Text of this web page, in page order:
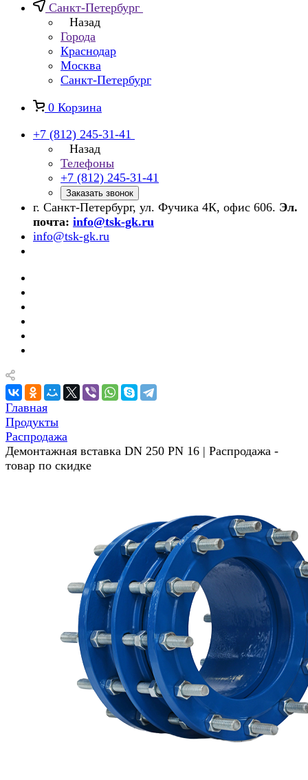
Санкт-Петербург
Назад
Города
Краснодар
Москва
Санкт-Петербург
0 Корзина
+7 (812) 245-31-41
Назад
Телефоны
+7 (812) 245-31-41
Заказать звонок
г. Санкт-Петербург, ул. Фучика 4К, офис 606. Эл.
почта: info@tsk-gk.ru
info@tsk-gk.ru
Главная
Продукты
Распродажа
Демонтажная вставка DN 250 PN 16 | Распродажа -
товар по скидке